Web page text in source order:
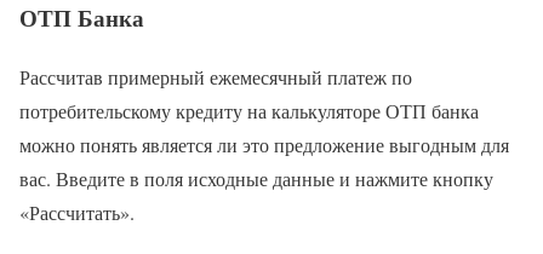
ОТП Банка
Рассчитав примерный ежемесячный платеж по
потребительскому кредиту на калькуляторе ОТП банка
можно понять является ли это предложение выгодным для
вас. Введите в поля исходные данные и нажмите кнопку
«Рассчитать».